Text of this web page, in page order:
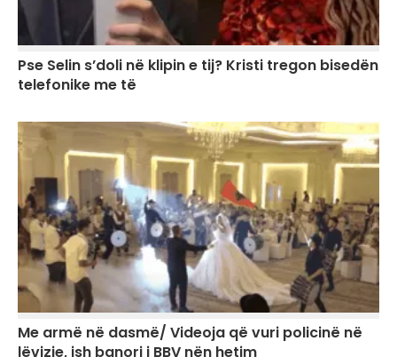
Pse Selin s’doli në klipin e tij? Kristi tregon bisedën
telefonike me të
Me armë në dasmë/ Videoja që vuri policinë në
lëvizje, ish banori i BBV nën hetim